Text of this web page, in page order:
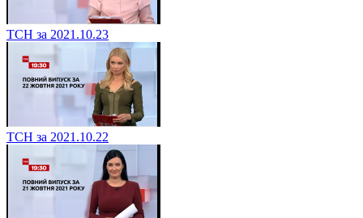
ТСН за 2021.10.23
ТСН за 2021.10.22